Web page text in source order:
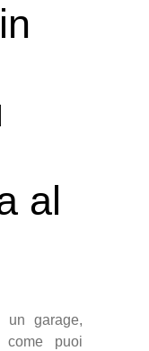
al
garage,
come puoi